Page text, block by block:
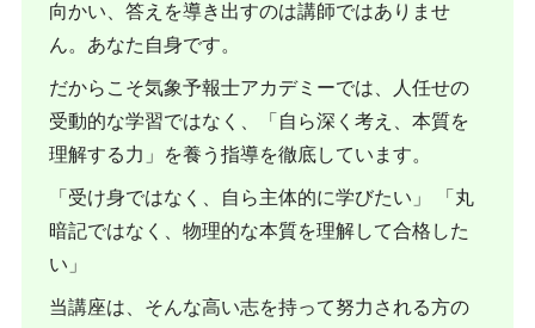
向かい、答えを導き出すのは講師ではありませ
ん。あなた自身です。
だからこそ気象予報士アカデミーでは、人任せの
受動的な学習ではなく、「自ら深く考え、本質を
理解する力」を養う指導を徹底しています。
「受け身ではなく、自ら主体的に学びたい」 「丸
暗記ではなく、物理的な本質を理解して合格した
い」
当講座は、そんな高い志を持って努力される方の